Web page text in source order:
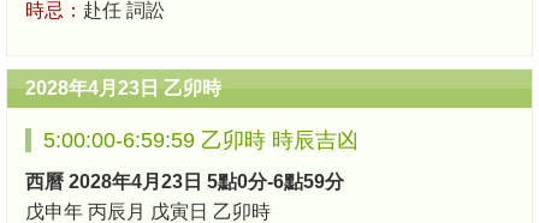
時忌： 赴任 詞訟
2028年4月23日 乙卯時
5:00:00-6:59:59 乙卯時 時辰吉凶
西曆 2028年4月23日 5點0分-6點59分
戊申年 丙辰月 戊寅日 乙卯時